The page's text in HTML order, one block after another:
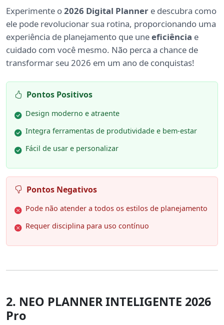
Experimente o2026 Digital Planner e descubra como
ele pode revolucionar sua rotina, proporcionando uma
experiência de planejamento que uneeficiência e
cuidado com você mesmo. Não perca a chance de
transformar seu 2026 em um ano de conquistas!
Pontos Positivos
Design moderno e atraente
Integra ferramentas de produtividade e bem-estar
Fácil de usar e personalizar
Pontos Negativos
Pode não atender a todos os estilos de planejamento
Requer disciplina para uso contínuo
2. NEO PLANNER INTELIGENTE 2026
Pro